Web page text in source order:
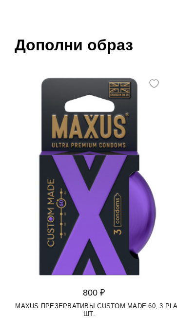
Дополни образ
800 ₽
MAXUS ПРЕЗЕРВАТИВЫ CUSTOM MADE 60, 3
ШТ.